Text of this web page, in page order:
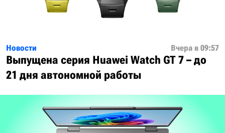
Новости Вчера в 09:57
Выпущена серия Huawei Watch GT 7 – до
21 дня автономной работы